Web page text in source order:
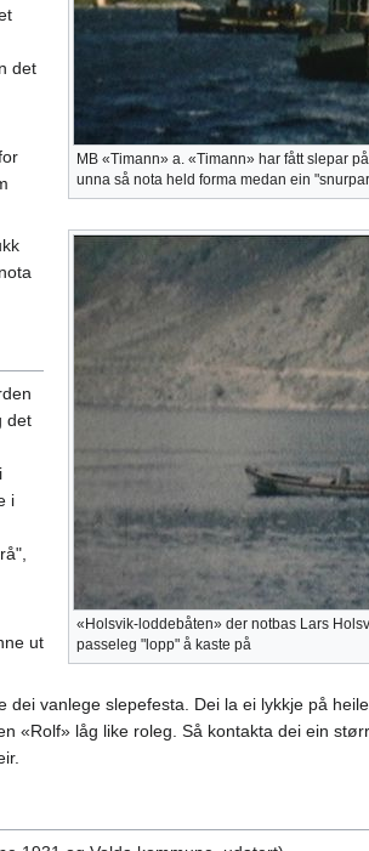
MB «Timann» a. «Timann» har fått slepar
unna så nota held forma medan ein
«Holsvik-loddebåten» der notbas Lars
passeleg "lopp" å kaste på
det
det
i
ut
vanlege slepefesta. Dei la ei lykkje på
«Rolf» låg like roleg. Så kontakta dei ein